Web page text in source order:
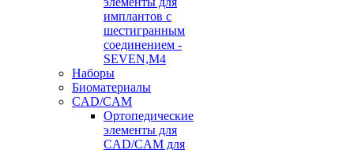
имплантов с
шестигранным
соединением -
SEVEN,M4
Наборы
Биоматериалы
CAD/CAM
Ортопедические
элементы для
CAD/CAM для